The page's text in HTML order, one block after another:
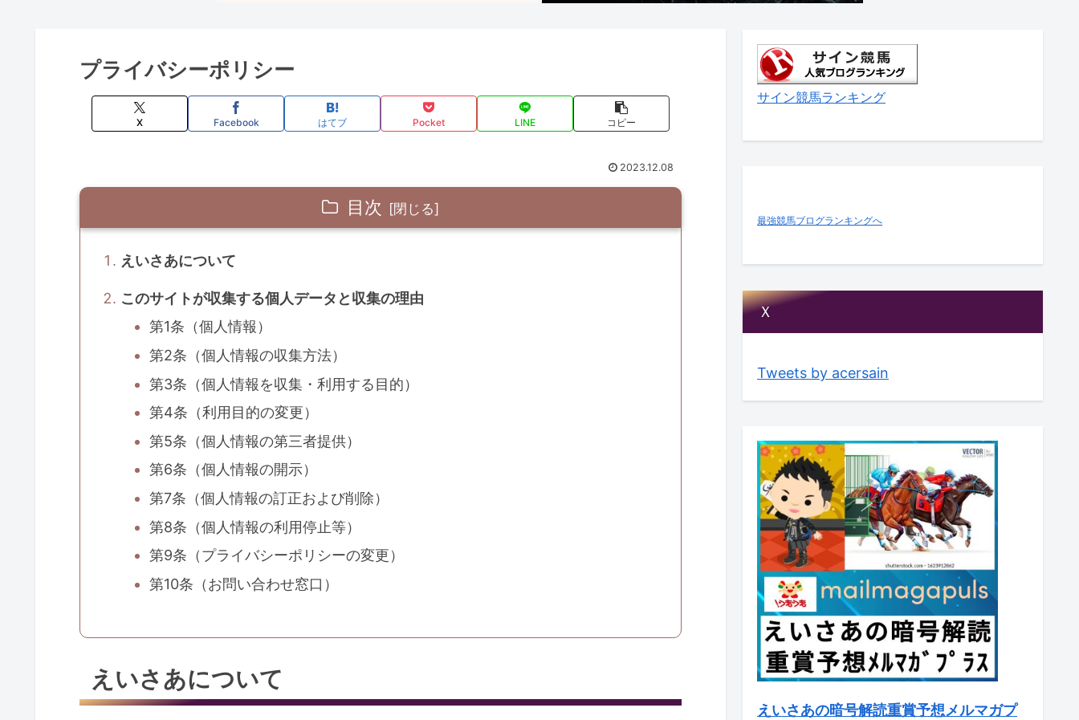
プライバシーポリシー
X Facebook はてブ Pocket LINE コピー
2023.12.08
目次
えいさあについて
このサイトが収集する個人データと収集の理由
第1条（個人情報）
第2条（個人情報の収集方法）
第3条（個人情報を収集・利用する目的）
第4条（利用目的の変更）
第5条（個人情報の第三者提供）
第6条（個人情報の開示）
第7条（個人情報の訂正および削除）
第8条（個人情報の利用停止等）
第9条（プライバシーポリシーの変更）
第10条（お問い合わせ窓口）
えいさあについて
サイン競馬ランキング
最強競馬ブログランキングへ
Ｘ
Tweets by acersain
えいさあの暗号解読重賞予想メルマガプ